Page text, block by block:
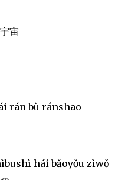
宙
rán bù ránshāo
hái bǎoyǒu zìwǒ